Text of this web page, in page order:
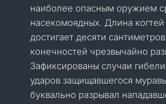
наиболее опасным оружием
насекомоядных. Длина
достигает десяти
конечностей чрезвычайно
Зафиксированы случаи
ударов защищавшегося
буквально разрывал